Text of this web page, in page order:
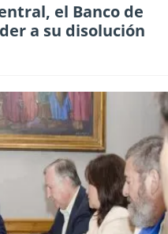
el Banco de
a su disolución